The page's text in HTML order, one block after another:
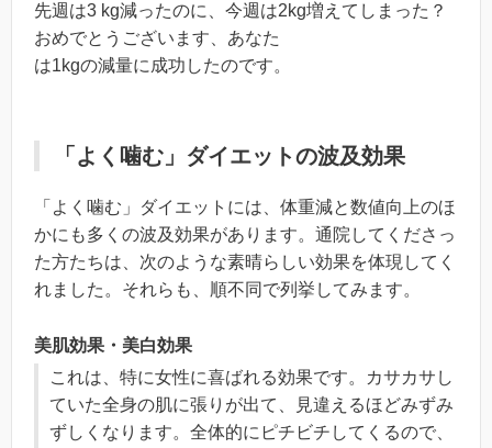
先週は3 kg減ったのに、今週は2kg増えてしまった？
おめでとうございます、あなた
は1kgの減量に成功したのです。
「よく噛む」ダイエットの波及効果
「よく噛む」ダイエットには、体重減と数値向上のほ
かにも多くの波及効果があります。通院してくださっ
た方たちは、次のような素晴らしい効果を体現してく
れました。それらも、順不同で列挙してみます。
美肌効果・美白効果
これは、特に女性に喜ばれる効果です。カサカサし
ていた全身の肌に張りが出て、見違えるほどみずみ
ずしくなります。全体的にピチビチしてくるので、